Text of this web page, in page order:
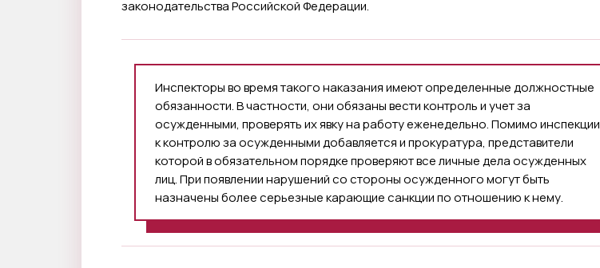
законодательства Российской Федерации.
Инспекторы во время такого наказания имеют определенные должностные
обязанности. В частности, они обязаны вести контроль и учет за
осужденными, проверять их явку на работу еженедельно. Помимо инспекции
к контролю за осужденными добавляется и прокуратура, представители
которой в обязательном порядке проверяют все личные дела осужденных
лиц. При появлении нарушений со стороны осужденного могут быть
назначены более серьезные карающие санкции по отношению к нему.